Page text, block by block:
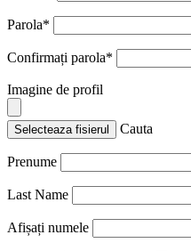
Parola*
Confirmați parola*
Imagine de profil
Selecteaza fisierul Cauta
Prenume
Last Name
Afișați numele